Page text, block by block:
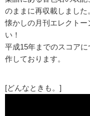
のままに再収載しました
懐かしの月刊エレクト
い！
平成15年までのスコア
作しております。
[どんなときも。]